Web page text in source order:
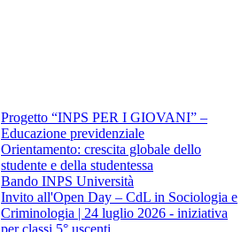
Progetto “INPS PER I GIOVANI” –
Educazione previdenziale
Orientamento: crescita globale dello
studente e della studentessa
Bando INPS Università
Invito all'Open Day – CdL in Sociologia e
Criminologia | 24 luglio 2026 - iniziativa